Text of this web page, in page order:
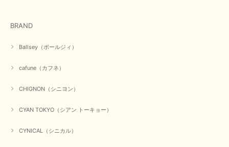
BRAND
Ballsey（ボールジィ）
cafune（カフネ）
CHIGNON（シニヨン）
CYAN TOKYO（シアン トーキョー）
CYNICAL（シニカル）